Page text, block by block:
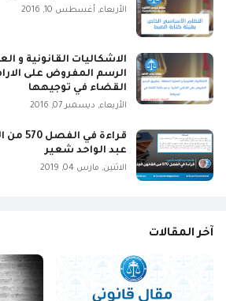
الأربعاء, أغسطس 10, 2016
الاشكاليات القانونية و
الرسم المفروض على
القضاء في توجيهها
الأربعاء, ديسمبر 07, 2016
قراءة
عبد الواحد شعير
الاثنين, مارس 04, 2019
آخر المقالات